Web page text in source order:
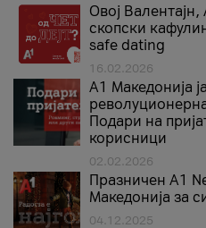
Овој
скопски
safe dating
16.02.2026
А1 Македонија
Подари на
корисници
02.02.2026
Празничен A1
Македонија за
04.12.2025